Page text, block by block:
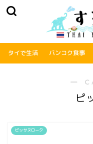
タイで生活 バンコク食事
―
ピ
ピッサヌローク